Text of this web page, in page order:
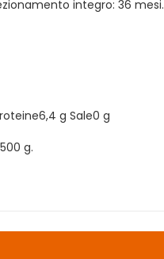
integro: 36 mesi.
g Sale0 g
g.